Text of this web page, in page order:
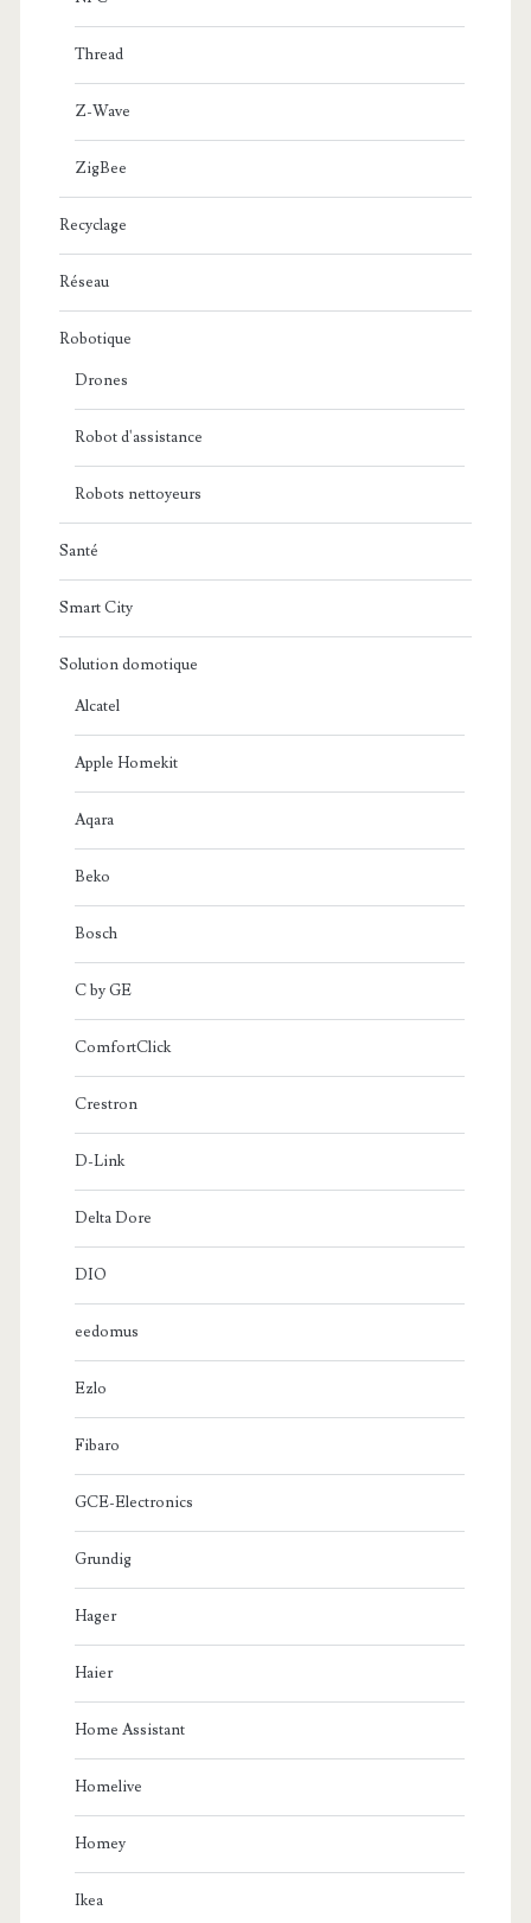
Thread
Z-Wave
ZigBee
Recyclage
Réseau
Robotique
Drones
Robot d'assistance
Robots nettoyeurs
Santé
Smart City
Solution domotique
Alcatel
Apple Homekit
Aqara
Beko
Bosch
C by GE
ComfortClick
Crestron
D-Link
Delta Dore
DIO
eedomus
Ezlo
Fibaro
GCE-Electronics
Grundig
Hager
Haier
Home Assistant
Homelive
Homey
Ikea